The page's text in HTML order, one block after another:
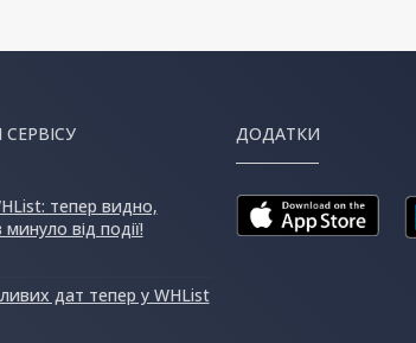
тепер видно,
минуло від події!
дат тепер у WHList
ДОДАТКИ